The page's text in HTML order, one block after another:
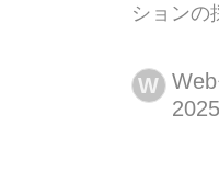
ションの
植した「
化した
W